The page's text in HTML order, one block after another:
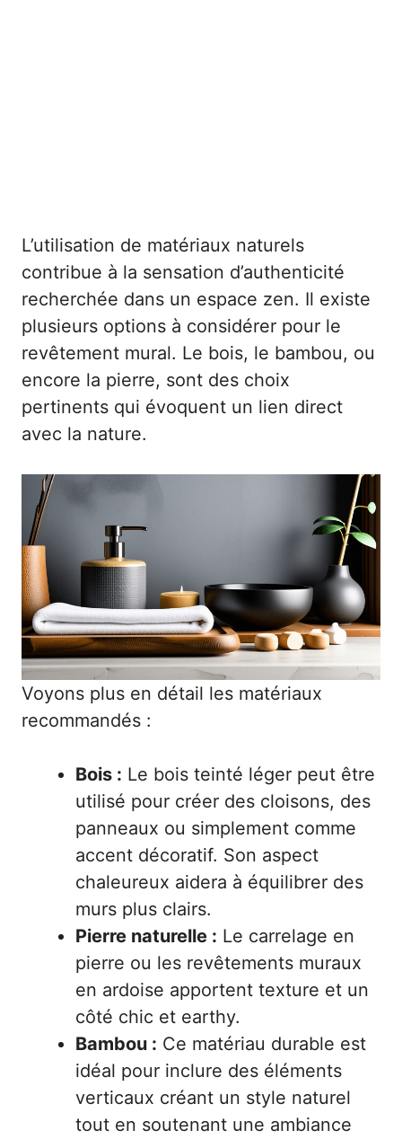
L’utilisation de matériaux naturels
contribue à la sensation d’authenticité
recherchée dans un espace zen. Il existe
plusieurs options à considérer pour le
revêtement mural. Le bois, le bambou, ou
encore la pierre, sont des choix
pertinents qui évoquent un lien direct
avec la nature.
Voyons plus en détail les matériaux
recommandés :
Bois : Le bois teinté léger peut être
utilisé pour créer des cloisons, des
panneaux ou simplement comme
accent décoratif. Son aspect
chaleureux aidera à équilibrer des
murs plus clairs.
Pierre naturelle : Le carrelage en
pierre ou les revêtements muraux
en ardoise apportent texture et un
côté chic et earthy.
Bambou : Ce matériau durable est
idéal pour inclure des éléments
verticaux créant un style naturel
tout en soutenant une ambiance